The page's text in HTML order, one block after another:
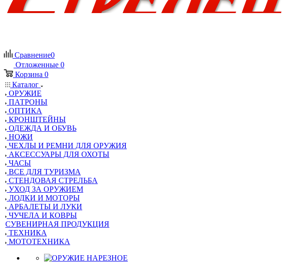
Сравнение0
Отложенные 0
Корзина 0
Каталог
ОРУЖИЕ
ПАТРОНЫ
ОПТИКА
КРОНШТЕЙНЫ
ОДЕЖДА И ОБУВЬ
НОЖИ
ЧЕХЛЫ И РЕМНИ ДЛЯ ОРУЖИЯ
АКСЕССУАРЫ ДЛЯ ОХОТЫ
ЧАСЫ
ВСЕ ДЛЯ ТУРИЗМА
СТЕНДОВАЯ СТРЕЛЬБА
УХОД ЗА ОРУЖИЕМ
ЛОДКИ И МОТОРЫ
АРБАЛЕТЫ И ЛУКИ
ЧУЧЕЛА И КОВРЫ
СУВЕНИРНАЯ ПРОДУКЦИЯ
ТЕХНИКА
МОТОТЕХНИКА